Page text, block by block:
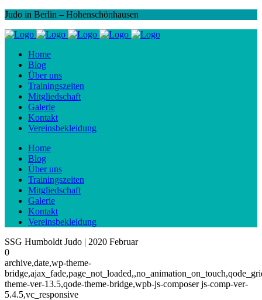
Judo in Berlin – Hohenschönhausen
Home
Blog
Über uns
Trainingszeiten
Mitgliedschaft
Galerie
Kontakt
Vereinsbekleidung
Home
Blog
Über uns
Trainingszeiten
Mitgliedschaft
Galerie
Kontakt
Vereinsbekleidung
SSG Humboldt Judo | 2020 Februar
0
archive,date,wp-theme-
theme-ver-13.5,qode-theme-bridge,wpb-js-composer js-comp-ver-
5.4.5,vc_responsive